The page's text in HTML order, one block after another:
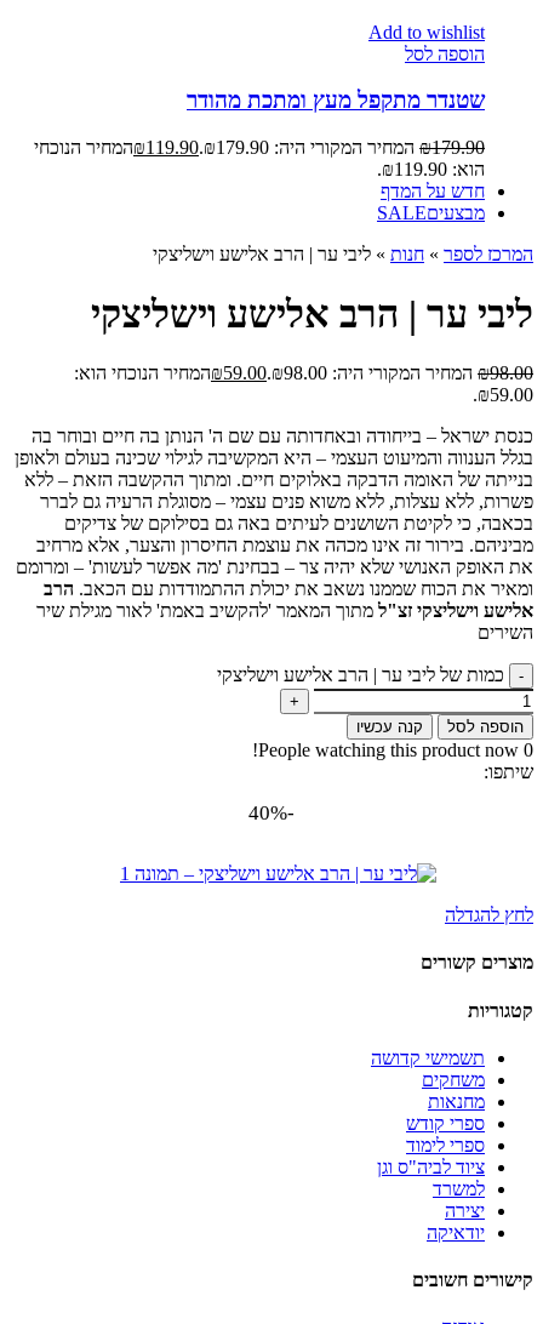
Add to wishlist
הוספה לסל
שטנדר מתקפל מעץ ומתכת מהודר
₪179.90 המחיר המקורי היה: ₪179.90. ₪119.90
המחיר הנוכחי
הוא: ₪119.90.
חדש על המדף
מבצעיםSALE
המרכז לספר » חנות » ליבי ער | הרב אלישע וישליצקי
ליבי ער | הרב אלישע וישליצקי
₪98.00 המחיר המקורי היה: ₪98.00. ₪59.00
המחיר הנוכחי הוא:
₪59.00.
כנסת ישראל – בייחודה ובאחדותה עם שם ה' הנותן בה חיים ובוחר בה
בגלל הענווה והמיעוט העצמי – היא המקשיבה לגילוי שכינה בעולם ולאופן
בנייתה של האומה הדבקה באלוקים חיים. ומתוך ההקשבה הזאת – ללא
פשרות, ללא עצלות, ללא משוא פנים עצמי – מסוגלת הרעיה גם לברר
בכאבה, כי לקיטת השושנים לעיתים באה גם בסילוקם של צדיקים
מביניהם. בירור זה אינו מכהה את עוצמת החיסרון והצער, אלא מרחיב
את האופק האנושי שלא יהיה צר – בבחינת 'מה אפשר לעשות' – ומרומם
ומאיר את הכוח שממנו נשאב את יכולת ההתמודדות עם הכאב. הרב
אלישע וישליצקי זצ"ל מתוך המאמר 'להקשיב באמת' לאור מגילת שיר
השירים
כמות של ליבי ער | הרב אלישע וישליצקי
הוספה לסל קנה עכשיו
0
People watching this product now!
שיתפו:
-40%
לחץ להגדלה
מוצרים קשורים
קטגוריות
תשמישי קדושה
משחקים
מחנאות
ספרי קודש
ספרי לימוד
ציוד לביה"ס וגן
למשרד
יצירה
יודאיקה
קישורים חשובים